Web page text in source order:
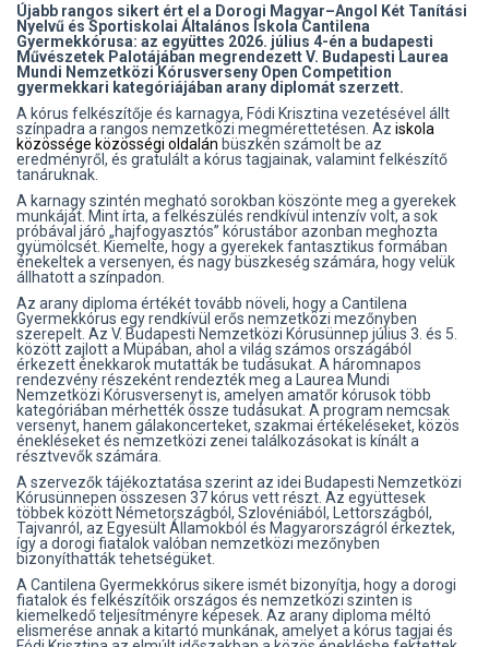
Újabb rangos sikert ért el a Dorogi Magyar–Angol Két Tanítási
Nyelvű és Sportiskolai Általános Iskola Cantilena
Gyermekkórusa: az együttes 2026. július 4-én a budapesti
Művészetek Palotájában megrendezett V. Budapesti Laurea
Mundi Nemzetközi Kórusverseny Open Competition
gyermekkari kategóriájában arany diplomát szerzett.
A kórus felkészítője és karnagya, Fódi Krisztina vezetésével állt
színpadra a rangos nemzetközi megmérettetésen. Az iskola
közössége közösségi oldalán büszkén számolt be az
eredményről, és gratulált a kórus tagjainak, valamint felkészítő
tanáruknak.
A karnagy szintén megható sorokban köszönte meg a gyerekek
munkáját. Mint írta, a felkészülés rendkívül intenzív volt, a sok
próbával járó „hajfogyasztós” kórustábor azonban meghozta
gyümölcsét. Kiemelte, hogy a gyerekek fantasztikus formában
énekeltek a versenyen, és nagy büszkeség számára, hogy velük
állhatott a színpadon.
Az arany diploma értékét tovább növeli, hogy a Cantilena
Gyermekkórus egy rendkívül erős nemzetközi mezőnyben
szerepelt. Az V. Budapesti Nemzetközi Kórusünnep július 3. és 5.
között zajlott a Müpában, ahol a világ számos országából
érkezett énekkarok mutatták be tudásukat. A háromnapos
rendezvény részeként rendezték meg a Laurea Mundi
Nemzetközi Kórusversenyt is, amelyen amatőr kórusok több
kategóriában mérhették össze tudásukat. A program nemcsak
versenyt, hanem gálakoncerteket, szakmai értékeléseket, közös
énekléseket és nemzetközi zenei találkozásokat is kínált a
résztvevők számára.
A szervezők tájékoztatása szerint az idei Budapesti Nemzetközi
Kórusünnepen összesen 37 kórus vett részt. Az együttesek
többek között Németországból, Szlovéniából, Lettországból,
Tajvanról, az Egyesült Államokból és Magyarországról érkeztek,
így a dorogi fiatalok valóban nemzetközi mezőnyben
bizonyíthatták tehetségüket.
A Cantilena Gyermekkórus sikere ismét bizonyítja, hogy a dorogi
fiatalok és felkészítőik országos és nemzetközi szinten is
kiemelkedő teljesítményre képesek. Az arany diploma méltó
elismerése annak a kitartó munkának, amelyet a kórus tagjai és